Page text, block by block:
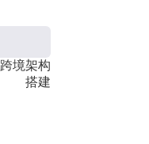
跨境架构
搭建